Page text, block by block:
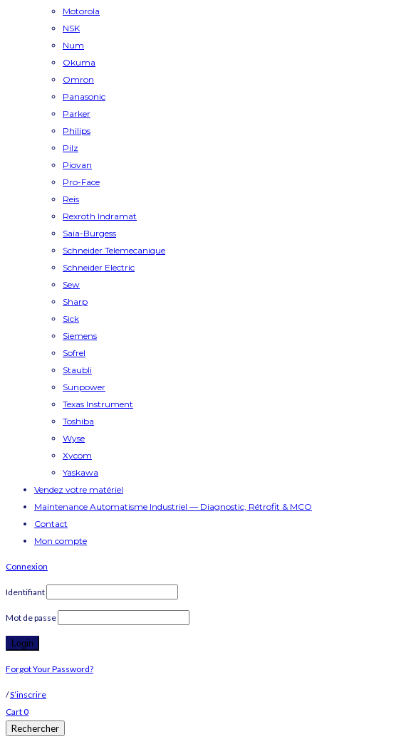
Motorola
NSK
Num
Okuma
Omron
Panasonic
Parker
Philips
Pilz
Piovan
Pro-Face
Reis
Rexroth Indramat
Saia-Burgess
Schneider Telemecanique
Schneider Electric
Sew
Sharp
Sick
Siemens
Sofrel
Staubli
Sunpower
Texas Instrument
Toshiba
Wyse
Xycom
Yaskawa
Vendez votre matériel
Maintenance Automatisme Industriel — Diagnostic, Rétrofit & MCO
Contact
Mon compte
Connexion
Identifiant
Mot de passe
Forgot Your Password?
/S’inscrire
Cart0
Rechercher